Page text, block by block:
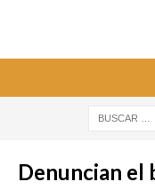
Denuncian el